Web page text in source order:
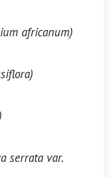
africanum)
serrata var.